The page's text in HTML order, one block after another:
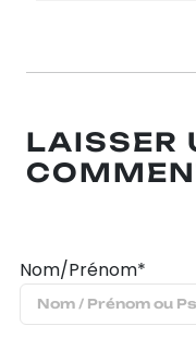
LAISSER
Nom/Prénom*